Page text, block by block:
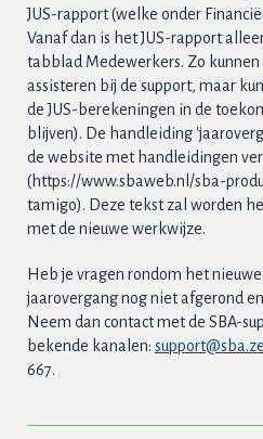
JUS-rapport (welke onder
Vanaf dan is het JUS-rapport
tabblad Medewerkers. Zo
assisteren bij de support, maar
de JUS-berekeningen in de
blijven). De handleiding
de website met handleidingen
(https://www.sbaweb.nl/sba-
tamigo). Deze tekst zal worden
met de nieuwe werkwijze.
Heb je vragen rondom het
jaarovergang nog niet afgerond
Neem dan contact met de SBA-
bekende kanalen:
667.